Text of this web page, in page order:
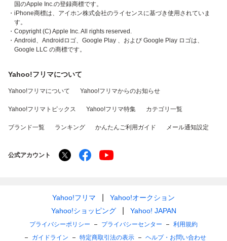
国のApple Inc.の登録商標です。
・iPhone商標は、アイホン株式会社のライセンスに基づき使用されていま
す。
・Copyright (C) Apple Inc. All rights reserved.
・Android、Androidロゴ、Google Play 、および Google Play ロゴは、
Google LLC の商標です。
Yahoo!フリマについて
Yahoo!フリマについて Yahoo!フリマからのお知らせ
Yahoo!フリマトピックス Yahoo!フリマ特集 カテゴリ一覧
ブランド一覧 ランキング かんたんご利用ガイド メール通知設定
公式アカウント
Yahoo!フリマ
Yahoo!オークション
Yahoo!ショッピング
Yahoo! JAPAN
プライバシーポリシー プライバシーセンター
利用規約
ガイドライン
特定商取引法の表示 ヘルプ・お問い合わせ